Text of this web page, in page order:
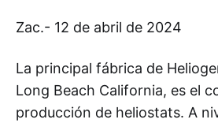
Zac.- 12 de abril de 2024
La principal fábrica de
Long Beach California, es el
producción de heliostats. A